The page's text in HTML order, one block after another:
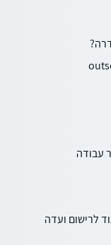
עבודה
לרישום ועדה